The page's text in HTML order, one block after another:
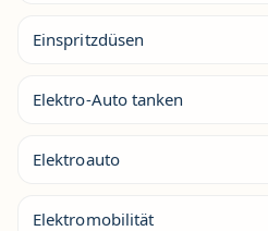
Einspritzdüsen
Elektro-Auto tanken
Elektroauto
Elektromobilität